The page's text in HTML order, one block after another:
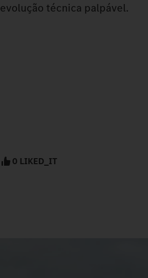
evolução técnica palpável.
0 LIKED_IT